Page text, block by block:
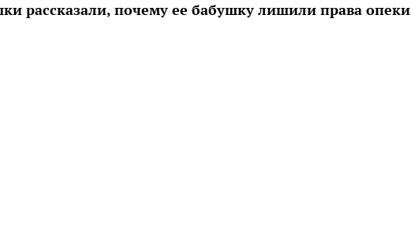
рассказали, почему ее бабушку лишили права опеки